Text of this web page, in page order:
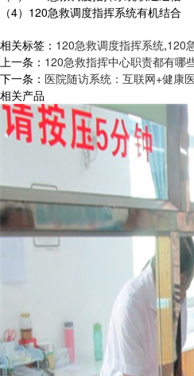
（4）120急救调度指挥系统有机结合
相关标签： 120急救调度指挥系统,120
上一条： 120急救指挥中心职责都有哪
下一条： 医院随访系统：互联网+健康
相关产品